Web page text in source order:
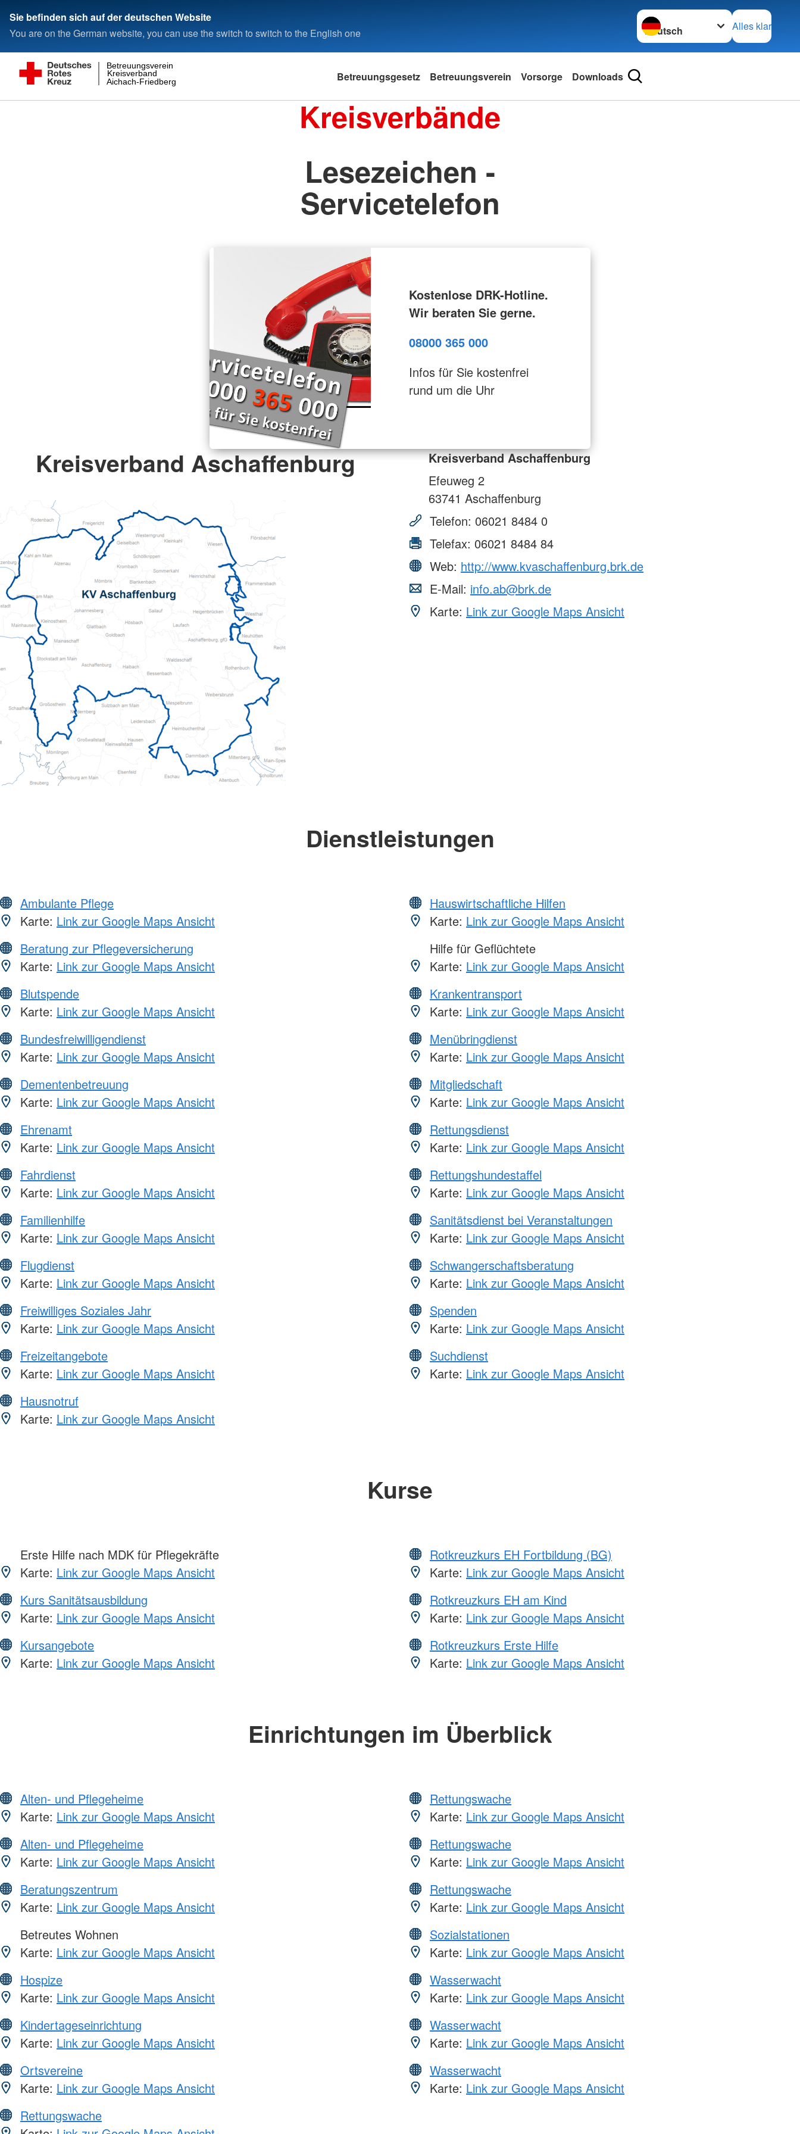
Sie befinden sich auf der deutschen Website
You are on the German website, you can use the switch to switch to the English one
Sprache wechseln zu
Alles klar
Aichach-Friedberg
Kreisverband
Betreuungsverein
Betreuungsgesetz Betreuungsverein Vorsorge Downloads
Kreisverbände
Lesezeichen -
Servicetelefon
Kostenlose DRK-Hotline.
Wir beraten Sie gerne.
08000 365 000
Infos für Sie kostenfrei
rund um die Uhr
Kreisverband Aschaffenburg
Kreisverband Aschaffenburg
Efeuweg 2
63741 Aschaffenburg
Telefon: 06021 8484 0
Telefax: 06021 8484 84
Web: http://www.kvaschaffenburg.brk.de
E-Mail: info.ab@brk.de
Karte: Link zur Google Maps Ansicht
Dienstleistungen
Ambulante Pflege
Karte: Link zur Google Maps Ansicht
Beratung zur Pflegeversicherung
Karte: Link zur Google Maps Ansicht
Blutspende
Karte: Link zur Google Maps Ansicht
Bundesfreiwilligendienst
Karte: Link zur Google Maps Ansicht
Dementenbetreuung
Karte: Link zur Google Maps Ansicht
Ehrenamt
Karte: Link zur Google Maps Ansicht
Fahrdienst
Karte: Link zur Google Maps Ansicht
Familienhilfe
Karte: Link zur Google Maps Ansicht
Flugdienst
Karte: Link zur Google Maps Ansicht
Freiwilliges Soziales Jahr
Karte: Link zur Google Maps Ansicht
Freizeitangebote
Karte: Link zur Google Maps Ansicht
Hausnotruf
Karte: Link zur Google Maps Ansicht
Hauswirtschaftliche Hilfen
Karte: Link zur Google Maps Ansicht
Hilfe für Geflüchtete
Karte: Link zur Google Maps Ansicht
Krankentransport
Karte: Link zur Google Maps Ansicht
Menübringdienst
Karte: Link zur Google Maps Ansicht
Mitgliedschaft
Karte: Link zur Google Maps Ansicht
Rettungsdienst
Karte: Link zur Google Maps Ansicht
Rettungshundestaffel
Karte: Link zur Google Maps Ansicht
Sanitätsdienst bei Veranstaltungen
Karte: Link zur Google Maps Ansicht
Schwangerschaftsberatung
Karte: Link zur Google Maps Ansicht
Spenden
Karte: Link zur Google Maps Ansicht
Suchdienst
Karte: Link zur Google Maps Ansicht
Kurse
Erste Hilfe nach MDK für Pflegekräfte
Karte: Link zur Google Maps Ansicht
Kurs Sanitätsausbildung
Karte: Link zur Google Maps Ansicht
Kursangebote
Karte: Link zur Google Maps Ansicht
Rotkreuzkurs EH Fortbildung (BG)
Karte: Link zur Google Maps Ansicht
Rotkreuzkurs EH am Kind
Karte: Link zur Google Maps Ansicht
Rotkreuzkurs Erste Hilfe
Karte: Link zur Google Maps Ansicht
Einrichtungen im Überblick
Alten- und Pflegeheime
Karte: Link zur Google Maps Ansicht
Alten- und Pflegeheime
Karte: Link zur Google Maps Ansicht
Beratungszentrum
Karte: Link zur Google Maps Ansicht
Betreutes Wohnen
Karte: Link zur Google Maps Ansicht
Hospize
Karte: Link zur Google Maps Ansicht
Kindertageseinrichtung
Karte: Link zur Google Maps Ansicht
Ortsvereine
Karte: Link zur Google Maps Ansicht
Rettungswache
Rettungswache
Karte: Link zur Google Maps Ansicht
Rettungswache
Karte: Link zur Google Maps Ansicht
Rettungswache
Karte: Link zur Google Maps Ansicht
Sozialstationen
Karte: Link zur Google Maps Ansicht
Wasserwacht
Karte: Link zur Google Maps Ansicht
Wasserwacht
Karte: Link zur Google Maps Ansicht
Wasserwacht
Karte: Link zur Google Maps Ansicht